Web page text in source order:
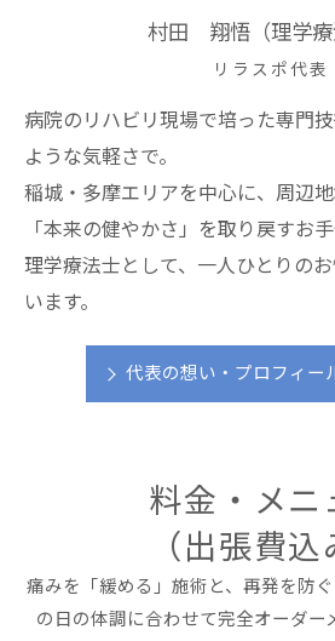
村田 翔悟（理学療
リラスポ代表
病院のリハビリ現場で培った専門
ような気軽さで。
稲城・多摩エリアを中心に、周辺
「本来の健やかさ」を取り戻すお
理学療法士として、一人ひとりの
います。
代表の想い・プロフィー
料金・メニ
（出張費込
痛みを「緩める」施術と、再発を防
の日の体調に合わせて完全オーダー